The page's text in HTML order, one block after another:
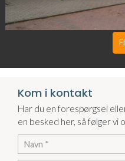
Kom i kontakt
Har du en forespørgsel
en besked her, så følger vi